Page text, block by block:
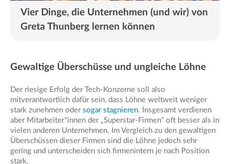
Vier Dinge, die Unternehmen (und wir) von
Greta Thunberg lernen können
Gewaltige Überschüsse und ungleiche Löhne
Der riesige Erfolg der Tech-Konzerne soll also
mitverantwortlich dafür sein, dass Löhne weltweit weniger
stark zunehmen oder sogar stagnieren. Insgesamt verdienen
aber Mitarbeiter*innen der „Superstar-Firmen“ oft besser als in
vielen anderen Unternehmen. Im Vergleich zu den gewaltigen
Überschüssen dieser Firmen sind die Löhne jedoch sehr
gering und unterscheiden sich firmenintern je nach Position
stark.